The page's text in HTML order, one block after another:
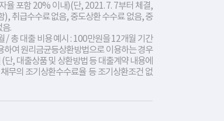
율 포함 20% 이내)(단, 2021. 7. 7부터 체결,
), 취급수수료 없음, 중도상환 수수료 없음, 중
음.
/ 총 대출 비용 예시 : 100만원을 12개월 기간
하여 원리금균등상환방법으로 이용하는 경우
, 대출상품 및 상환방법 등 대출계약 내용에
무의 조기상환수수료율 등 조기상환조건 없